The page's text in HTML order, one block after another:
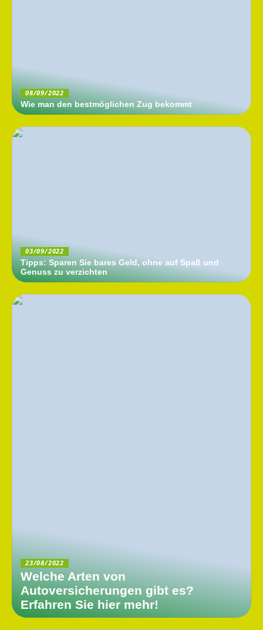
08/09/2022
Wie man den bestmöglichen Zug bekommt
03/09/2022
Tipps: Sparen Sie bares Geld, ohne auf Spaß und
Genuss zu verzichten
23/08/2022
Welche Arten von
Autoversicherungen gibt es?
Erfahren Sie hier mehr!